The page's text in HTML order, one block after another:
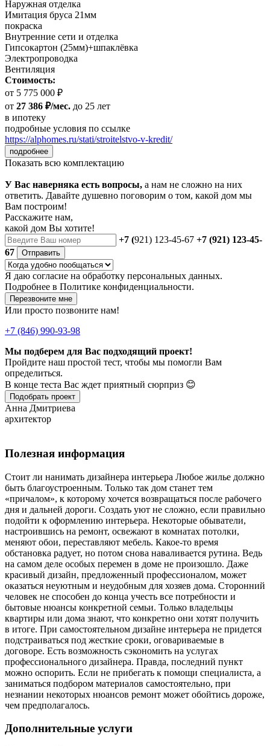
Наружная отделка
Имитация бруса 21мм
покраска
Внутренние сети и отделка
Гипсокартон (25мм)+шпаклёвка
Электропроводка
Вентиляция
Стоимость:
от 5 775 000 ₽
от 27 386 ₽/мес. до 25 лет
в ипотеку
подробные условия по ссылке
https://alphomes.ru/stati/stroitelstvo-v-kredit/
подробнее
Показать всю комплектацию
У Вас наверняка есть вопросы, а нам не сложно на них
ответить. Давайте душевно поговорим о том, какой дом мы
Вам построим!
Расскажите нам,
какой дом Вы хотите!
+7 (921) 123-45-67 +7 (921) 123-45-
67
Отправить
Я даю согласие на обработку персональных данных.
Подробнее в Политике конфиденциальности.
Перезвоните мне
Или просто позвоните нам!
+7 (846) 990-93-98
Мы подберем для Вас подходящий проект!
Пройдите наш простой тест, чтобы мы помогли Вам
определиться.
В конце теста Вас ждет приятный сюрприз 😊
Подобрать проект
Анна Дмитриева
архитектор
Полезная информация
Стоит ли нанимать дизайнера интерьера Любое жилье должно
быть благоустроенным. Только так дом станет тем
«причалом», к которому хочется возвращаться после рабочего
дня и дальней дороги. Создать уют не сложно, если правильно
подойти к оформлению интерьера. Некоторые обыватели,
настроившись на ремонт, освежают в комнатах потолки,
меняют обои, переставляют мебель. Какое-то время
обстановка радует, но потом снова наваливается рутина. Ведь
на самом деле особых перемен в доме не произошло. Даже
красивый дизайн, предложенный профессионалом, может
оказаться неуютным и неудобным для хозяев дома. Сторонний
человек не способен до конца учесть все потребности и
бытовые нюансы конкретной семьи. Только владельцы
квартиры или дома знают, что конкретно они хотят получить
в итоге. При самостоятельном дизайне интерьера не придется
подстраиваться под жесткие сроки, оговариваемые в
договоре. Есть возможность сэкономить на услугах
профессионального дизайнера. Правда, последний пункт
можно оспорить. Если не прибегать к помощи специалиста, а
заниматься подбором материалов самостоятельно, при
незнании некоторых нюансов ремонт может обойтись дороже,
чем предполагалось.
Дополнительные услуги